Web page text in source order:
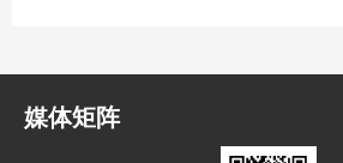
媒体矩阵